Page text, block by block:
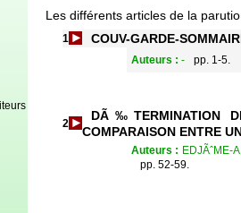
Les différents articles de la
1 COUV-GARDE-
Auteurs : - pp. 1-5.
2
DÃ‰TERMINATION
COMPARAISON ENTRE
Auteurs : EDJÃˆME-
pp. 52-59.